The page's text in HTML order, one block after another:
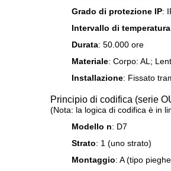
Grado di protezione IP:
Intervallo di temperatura
Durata: 50.000 ore
Materiale: Corpo: AL;
Installazione: Fissato
Principio di codifica (serie
(Nota: la logica di codifica è in
Modello n: D7
Strato: 1 (uno strato)
Montaggio: A (tipo